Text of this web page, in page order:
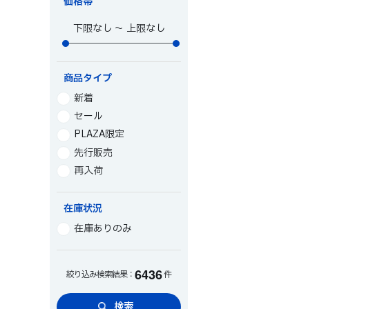
～
商品タイプ
新着
セール
PLAZA限定
先行販売
再入荷
在庫状況
在庫ありのみ
絞り込み検索結果： 6436件